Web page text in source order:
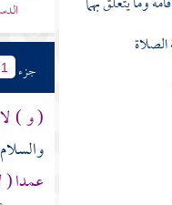
جزء 1
( و )
عمدا (